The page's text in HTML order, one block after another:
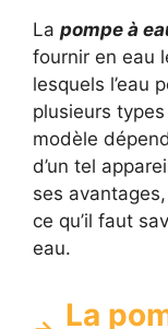
La pompe à
fournir en eau
lesquels l’eau
plusieurs
modèle
d’un tel
ses
ce qu’il faut
eau.
La